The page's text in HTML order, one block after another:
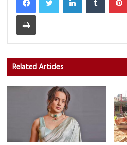
Print
Related Articles